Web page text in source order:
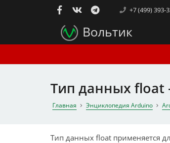
+7 (499) 393-
Вольтик
Тип данных float
Главная Энциклопедия Arduino
Тип данных float применяется